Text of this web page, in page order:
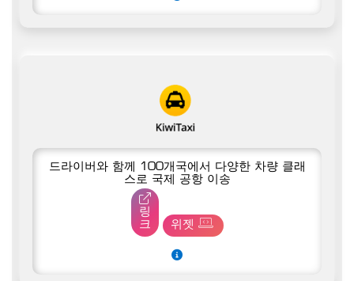
드라이버와 함께 100개국에서 다양한 차량 클래
스로 국제 공항 이송
링
크
위젯